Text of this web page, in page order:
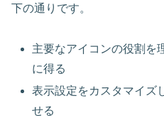
下の通りです。
主要なアイコンの役割を
に得る
表示設定をカスタマイズ
せる